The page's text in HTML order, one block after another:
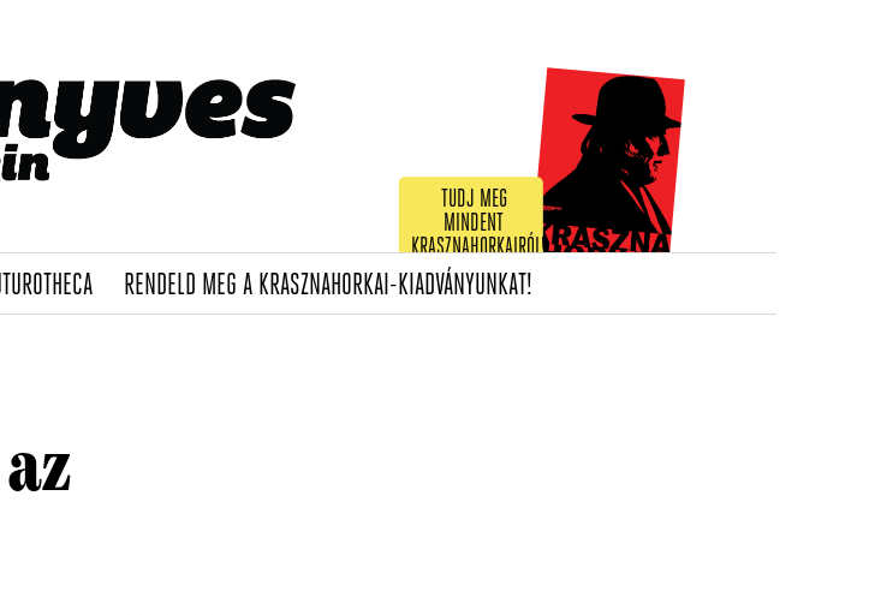
TUDJ MEG
MINDENT
KRASZNAHORKAIRÓL!
(CURRENT)
RENDELD MEG A KRASZNAHORKAI-KIADVÁNYUNKAT!(CURRENT)